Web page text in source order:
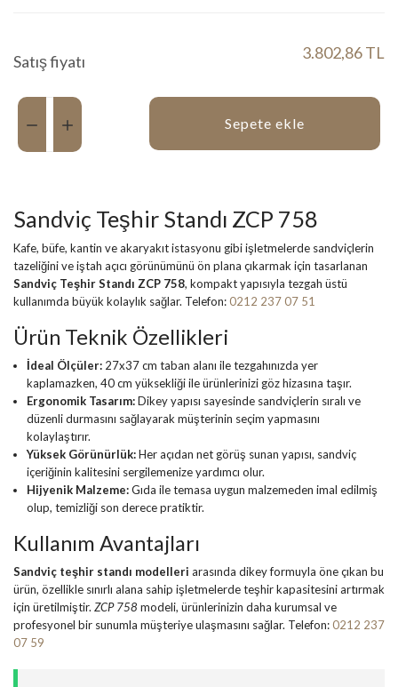
Satış fiyatı 3.802,86 TL
Miktar:
Sepete ekle
Sandviç Teşhir Standı ZCP 758
Kafe, büfe, kantin ve akaryakıt istasyonu gibi işletmelerde sandviçlerin
tazeliğini ve iştah açıcı görünümünü ön plana çıkarmak için tasarlanan
Sandviç Teşhir Standı ZCP 758, kompakt yapısıyla tezgah üstü
kullanımda büyük kolaylık sağlar. Telefon:0212 237 07 51
Ürün Teknik Özellikleri
İdeal Ölçüler: 27x37 cm taban alanı ile tezgahınızda yer
kaplamazken, 40 cm yüksekliği ile ürünlerinizi göz hizasına taşır.
Ergonomik Tasarım:Dikey yapısı sayesinde sandviçlerin sıralı ve
düzenli durmasını sağlayarak müşterinin seçim yapmasını
kolaylaştırır.
Yüksek Görünürlük:Her açıdan net görüş sunan yapısı, sandviç
içeriğinin kalitesini sergilemenize yardımcı olur.
Hijyenik Malzeme:Gıda ile temasa uygun malzemeden imal edilmiş
olup, temizliği son derece pratiktir.
Kullanım Avantajları
Sandviç teşhir standı modelleri arasında dikey formuyla öne çıkan bu
ürün, özellikle sınırlı alana sahip işletmelerde teşhir kapasitesini artırmak
için üretilmiştir. ZCP 758 modeli, ürünlerinizin daha kurumsal ve
profesyonel bir sunumla müşteriye ulaşmasını sağlar. Telefon:0212 237
07 59